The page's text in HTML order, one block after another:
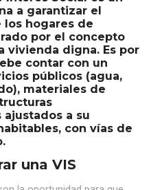
a garantizar el
los hogares de
por el concepto
vivienda digna. Es por
contar con un
públicos (agua,
materiales de
a su
con vías de
una VIS